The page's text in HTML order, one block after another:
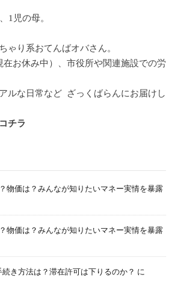
1児の母。
ゃり系おてんばオバさん。
お休み中）、市役所や関連施設での労
ルな日常など ざっくばらんにお届けし
コチラ
物価は？みんなが知りたいマネー実情を暴露
物価は？みんなが知りたいマネー実情を暴露
き方法は？滞在許可は下りるのか？ に